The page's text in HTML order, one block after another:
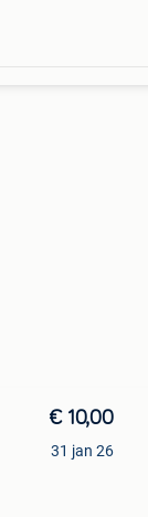
€ 10,00
31 jan 26